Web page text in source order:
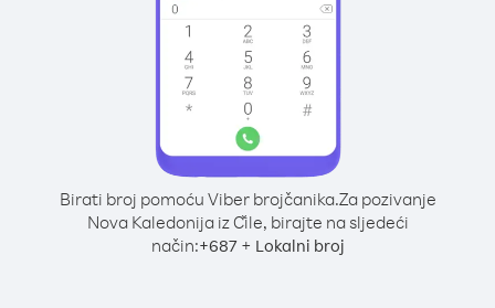
Birati broj pomoću Viber brojčanika.Za pozivanje
Nova Kaledonija iz Čile, birajte na sljedeći
način:+687+ Lokalni broj